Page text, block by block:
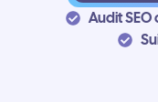
Audit